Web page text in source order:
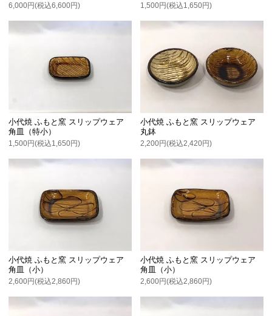
6,000円(税込6,600円) 1,500円(税込1,650円)
小代焼 ふもと窯 スリップウェア
角皿（特小）
1,500円(税込1,650円)
小代焼 ふもと窯 スリップウェア
丸鉢
2,200円(税込2,420円)
小代焼 ふもと窯 スリップウェア
角皿（小）
2,600円(税込2,860円)
小代焼 ふもと窯 スリップウェア
角皿（小）
2,600円(税込2,860円)